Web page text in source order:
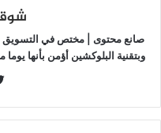
صانع محتوى | مختص في التسويق
وبتقنية البلوكشين أؤمن بأنها